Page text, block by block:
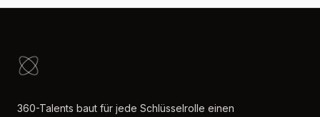
360-Talents baut für jede Schlüsselrolle einen